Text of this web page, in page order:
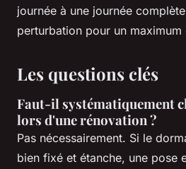
journée à une journée
perturbation pour un maximum
Les questions clés
Faut-il systématiquement
lors d'une rénovation ?
Pas nécessairement. Si le
bien fixé et étanche, une pose